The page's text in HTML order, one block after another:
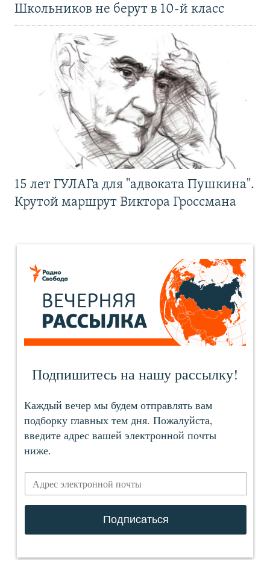
Школьников не берут в 10-й класс
15 лет ГУЛАГа для "адвоката Пушкина".
Крутой маршрут Виктора Гроссмана